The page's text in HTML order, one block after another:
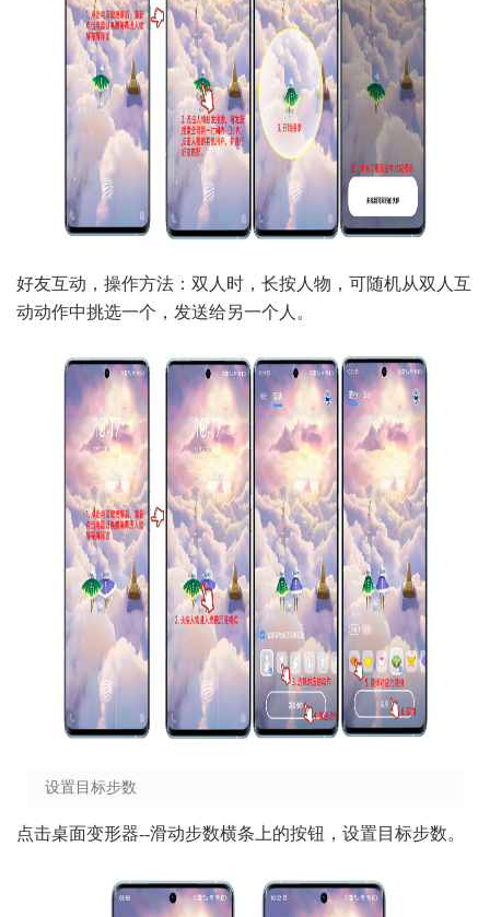
好友互动，操作方法：双人时，长按人物，可随机从双人互
动动作中挑选一个，发送给另一个人。
设置目标步数
点击桌面变形器--滑动步数横条上的按钮，设置目标步数。